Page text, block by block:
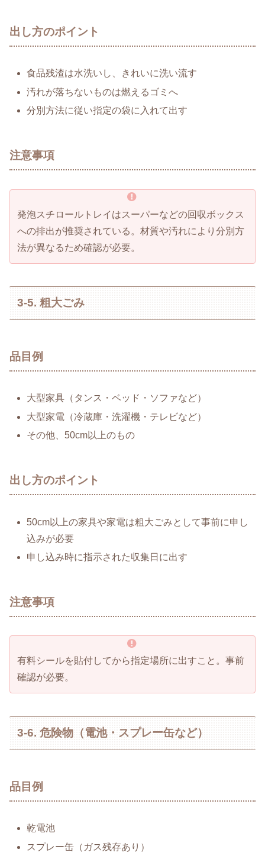
出し方のポイント
食品残渣は水洗いし、きれいに洗い流す
汚れが落ちないものは燃えるゴミへ
分別方法に従い指定の袋に入れて出す
注意事項
発泡スチロールトレイはスーパーなどの回収ボックス
への排出が推奨されている。材質や汚れにより分別方
法が異なるため確認が必要。
3-5. 粗大ごみ
品目例
大型家具（タンス・ベッド・ソファなど）
大型家電（冷蔵庫・洗濯機・テレビなど）
その他、50cm以上のもの
出し方のポイント
50cm以上の家具や家電は粗大ごみとして事前に申し
込みが必要
申し込み時に指示された収集日に出す
注意事項
有料シールを貼付してから指定場所に出すこと。事前
確認が必要。
3-6. 危険物（電池・スプレー缶など）
品目例
乾電池
スプレー缶（ガス残存あり）